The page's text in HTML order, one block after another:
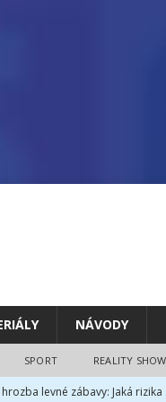
NÁVODY
SPORT REALITY SHOW
hrozba levné zábavy: Jaká